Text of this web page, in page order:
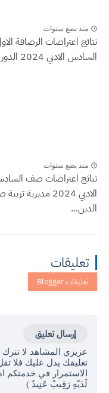
منذ بضع سنوات
نتائج اعتراضات الرصافة
السادس الادبي 2024 الدور الاول
منذ بضع سنوات
نتائج اعتراضات صف
الادبي 2024 مديرية
الدين...
تعليقات
إرسال تعليق
عزيزي المشاهد لا
تعليقك يدل عليك فلا
الاستمرار في خدمتكم
لَدَيْهِ رَقِيبٌ عَتِيدٌ )